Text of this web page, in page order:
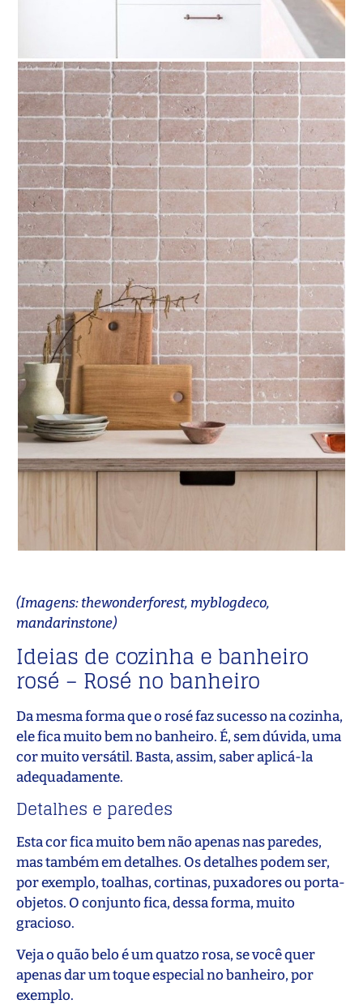
(Imagens: thewonderforest, myblogdeco,
mandarinstone)
Ideias de cozinha e banheiro
rosé – Rosé no banheiro
Da mesma forma que o rosé faz sucesso na cozinha,
ele fica muito bem no banheiro. É, sem dúvida, uma
cor muito versátil. Basta, assim, saber aplicá-la
adequadamente.
Detalhes e paredes
Esta cor fica muito bem não apenas nas paredes,
mas também em detalhes. Os detalhes podem ser,
por exemplo, toalhas, cortinas, puxadores ou porta-
objetos. O conjunto fica, dessa forma, muito
gracioso.
Veja o quão belo é um quatzo rosa, se você quer
apenas dar um toque especial no banheiro, por
exemplo.